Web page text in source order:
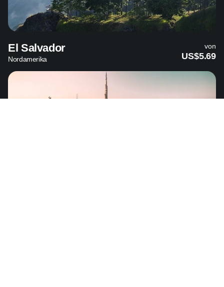
El Salvador
Nordamerika
von
US$5.69